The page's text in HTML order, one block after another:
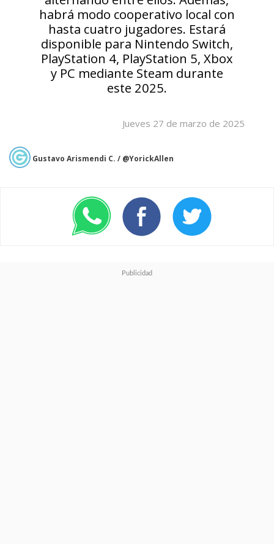
habrá modo cooperativo local con
hasta cuatro jugadores. Estará
disponible para Nintendo Switch,
PlayStation 4, PlayStation 5, Xbox
y PC mediante Steam durante
este 2025.
Jueves 27 de marzo de 2025
Gustavo Arismendi C. / @YorickAllen